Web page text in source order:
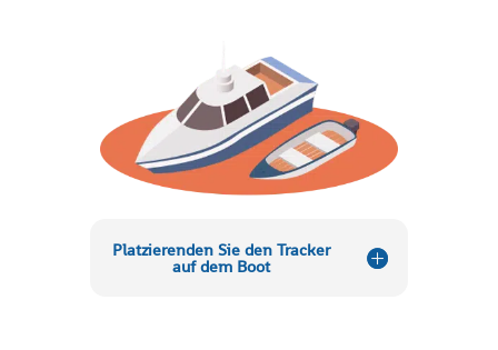
Platzierenden Sie den Tracker
auf dem Boot